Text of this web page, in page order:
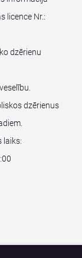
licence Nr.:
dzērienu
dzērienus
laiks: